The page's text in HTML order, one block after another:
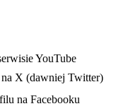
YouTube
X (dawniej Twitter)
na Facebooku